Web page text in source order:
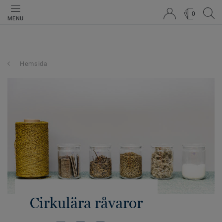
MENU
0
Hemsida
Cirkulära råvaror